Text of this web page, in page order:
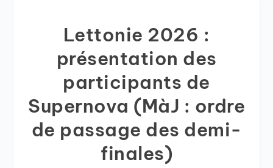
Lettonie 2026 :
présentation des
participants de
Supernova (MàJ : ordre
de passage des demi-
finales)